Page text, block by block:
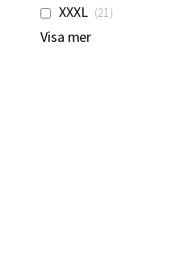
XXXL 21artiklar
Visa mer